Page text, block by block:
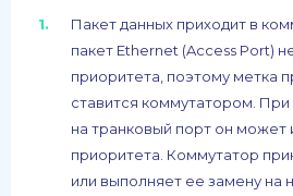
Пакет данных приходит в
пакет Ethernet (Access Port)
приоритета, поэтому метка
ставится коммутатором. При
на транковый порт он может
приоритета. Коммутатор
или выполняет ее замену на